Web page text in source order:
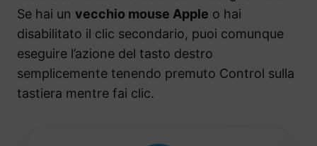
Se hai un vecchio mouse Apple o hai
disabilitato il clic secondario, puoi comunque
eseguire l’azione del tasto destro
semplicemente tenendo premuto Control sulla
tastiera mentre fai clic.